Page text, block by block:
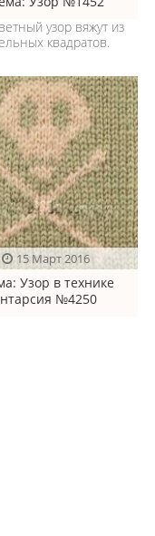
узор вяжут из
квадратов.
15 Март 2016
: Узор в технике
№4250